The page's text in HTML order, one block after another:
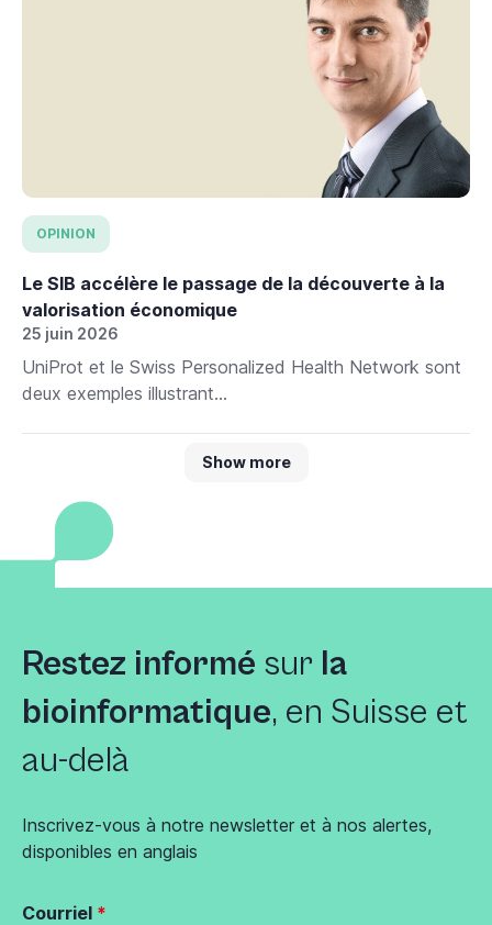
OPINION
Le SIB accélère le passage de la découverte à la
valorisation économique
25 juin 2026
UniProt et le Swiss Personalized Health Network sont
deux exemples illustrant...
Show more
Restez informé sur la
bioinformatique, en Suisse et
au-delà
Inscrivez-vous à notre newsletter et à nos alertes,
disponibles en anglais
Courriel